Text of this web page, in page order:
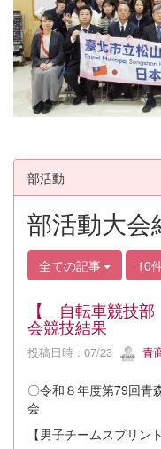
o
u
s
部活動
部活動大会
全ての記事 10
【 自転車競技
会競技結果
投稿日時 : 07/23 青
〇令和８年度第79回青
会
【男子チームスプリン